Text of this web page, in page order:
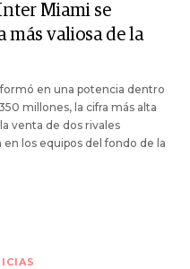
Miami se
valiosa de la
en una potencia dentro
millones, la cifra más alta
venta de dos rivales
los equipos del fondo de la